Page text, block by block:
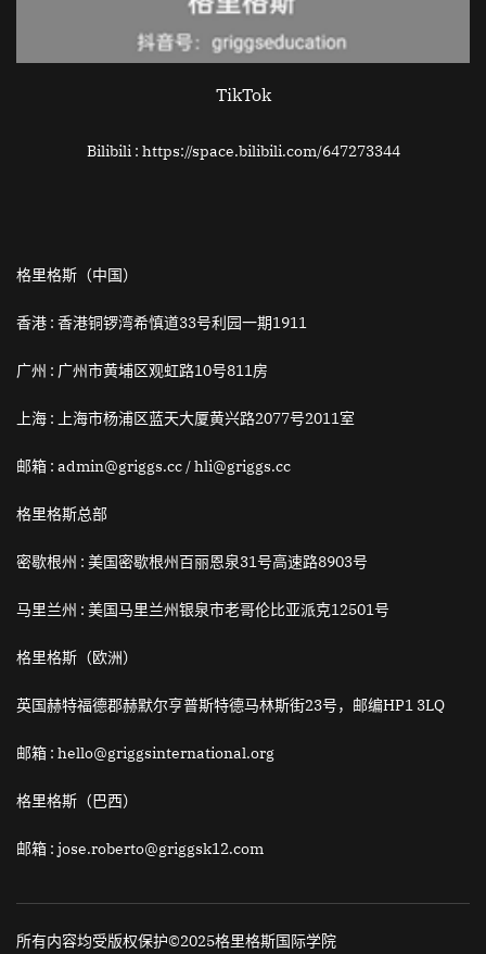
TikTok
Bilibili : https://space.bilibili.com/647273344
格里格斯（中国）
香港 : 香港铜锣湾希慎道33号利园一期1911
广州 : 广州市黄埔区观虹路10号811房
上海 : 上海市杨浦区蓝天大厦黄兴路2077号2011室
邮箱 : admin@griggs.cc / hli@griggs.cc
格里格斯总部
密歇根州 : 美国密歇根州百丽恩泉31号高速路8903号
马里兰州 : 美国马里兰州银泉市老哥伦比亚派克12501号
格里格斯（欧洲）
英国赫特福德郡赫默尔亨普斯特德马林斯街23号，邮编HP1 3LQ
邮箱 : hello@griggsinternational.org
格里格斯（巴西）
邮箱 : jose.roberto@griggsk12.com
所有内容均受版权保护©2025格里格斯国际学院